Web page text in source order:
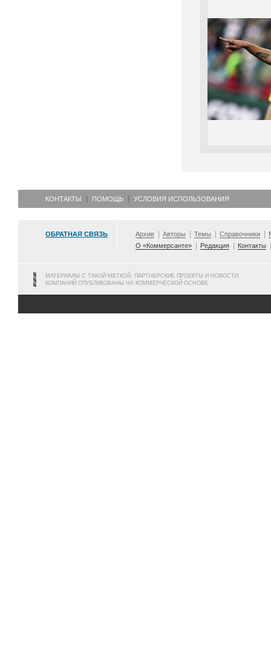
КОНТАКТЫ ПОМОЩЬ УСЛОВИЯ ИСПОЛЬЗОВАНИЯ
ОБРАТНАЯ СВЯЗЬ Архив Авторы Темы Справочники
О «Коммерсанте»
Редакция Контакты
МАТЕРИАЛЫ С ТАКОЙ МЕТКОЙ, ПАРТНЕРСКИЕ ПРОЕКТЫ И НОВОСТИ
КОМПАНИЙ ОПУБЛИКОВАНЫ НА КОММЕРЧЕСКОЙ ОСНОВЕ